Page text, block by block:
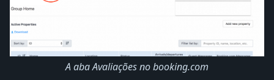
A aba Avaliações no booking.com